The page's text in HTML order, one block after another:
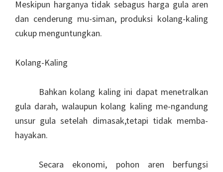
Meskipun harganya tidak sebagus harga gula aren
dan cenderung mu-siman, produksi kolang-kaling
cukup menguntungkan.
Kolang-Kaling
Bahkan kolang kaling ini dapat menetralkan
gula darah, walaupun kolang kaling me-ngandung
unsur gula setelah dimasak,tetapi tidak memba-
hayakan.
Secara ekonomi, pohon aren berfungsi